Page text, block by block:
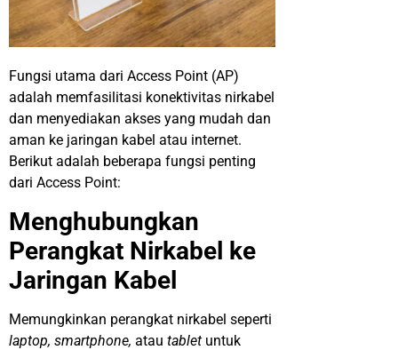
Fungsi utama dari Access Point (AP)
adalah memfasilitasi konektivitas nirkabel
dan menyediakan akses yang mudah dan
aman ke jaringan kabel atau internet.
Berikut adalah beberapa fungsi penting
dari Access Point:
Menghubungkan
Perangkat Nirkabel ke
Jaringan Kabel
Memungkinkan perangkat nirkabel seperti
laptop, smartphone, atau tablet untuk